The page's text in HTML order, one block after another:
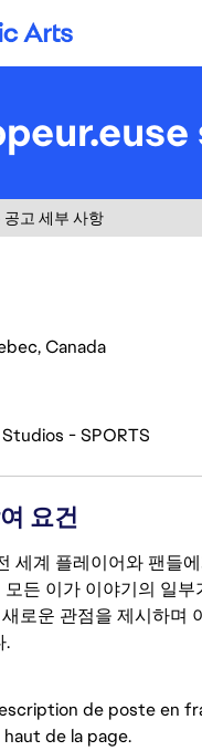
Arts
공고 세부 사항
Canada
Studios - SPORTS
요건
세계 플레이어와 팬들
든 이가 이야기의 일
로운 관점을 제시하며
.
de poste en
de la page.